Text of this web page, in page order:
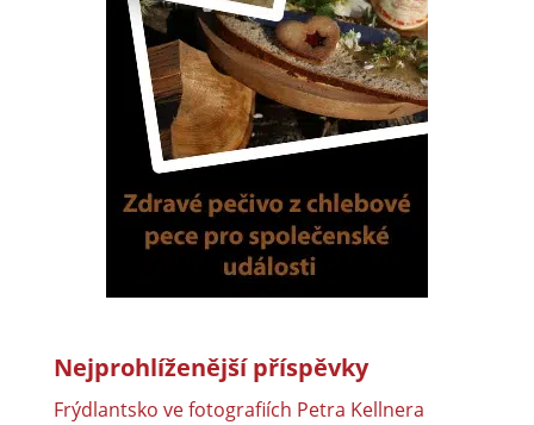
Nejprohlíženější příspěvky
Frýdlantsko ve fotografiích Petra Kellnera